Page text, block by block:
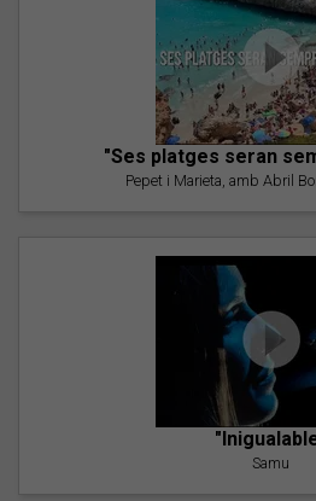
"Ses platges seran
Pepet i Marieta, amb Abril
Samu